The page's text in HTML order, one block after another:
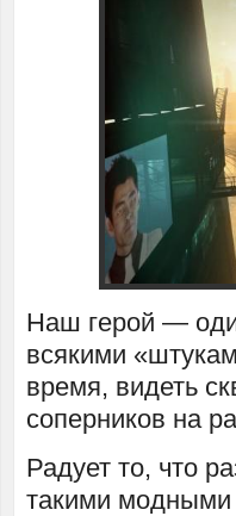
Наш герой —
всякими
время, видеть
соперников на
Радует то, что
такими